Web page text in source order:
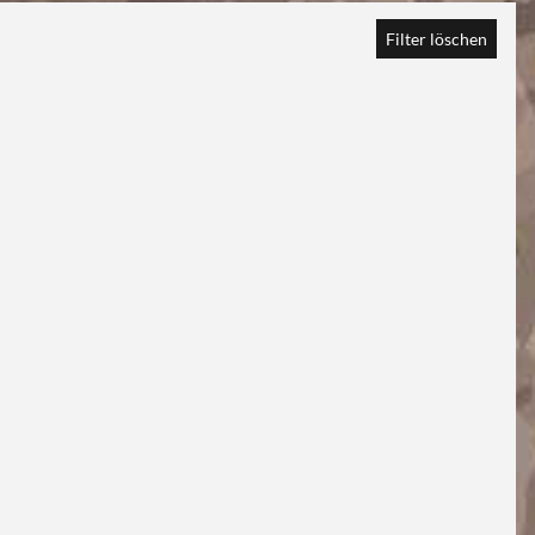
Filter löschen